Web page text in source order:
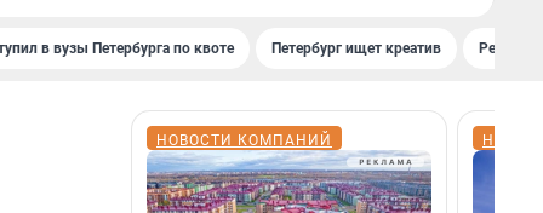
в вузы Петербурга по квоте Петербург ищет креатив
НОВОСТИ КОМПАНИЙ